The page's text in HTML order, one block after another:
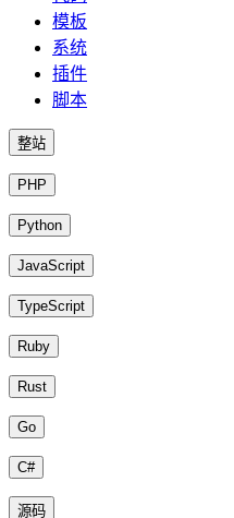
模板
系统
插件
脚本
整站
PHP
Python
JavaScript
TypeScript
Ruby
Rust
Go
C#
源码